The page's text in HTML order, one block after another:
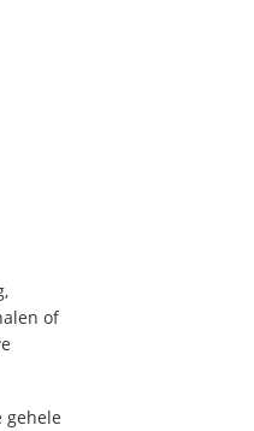
of
gehele